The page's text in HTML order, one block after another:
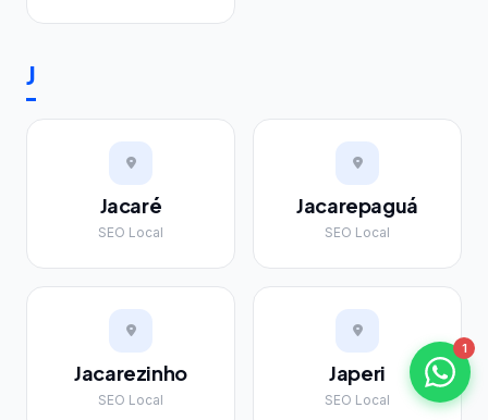
J
Jacaré
SEO Local
Jacarepaguá
SEO Local
Jacarezinho
SEO Local
Japeri
SEO Local
1